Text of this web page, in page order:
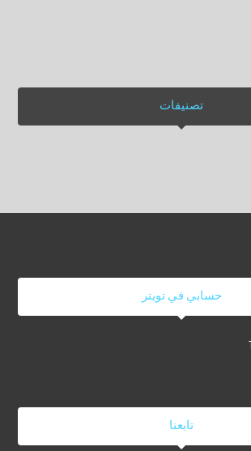
تصنيفات
حسابي في تويتر
تابعنا